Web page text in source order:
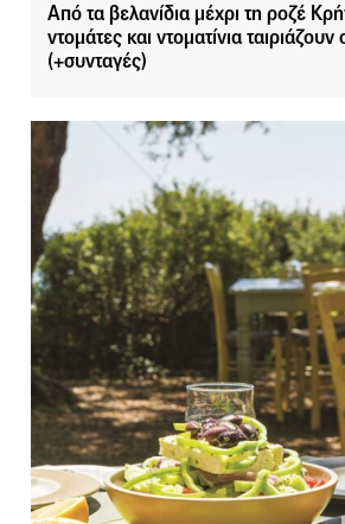
Από τα βελανίδια μέχρι τη ροζέ
ντομάτες και ντοματίνια
(+συνταγές)